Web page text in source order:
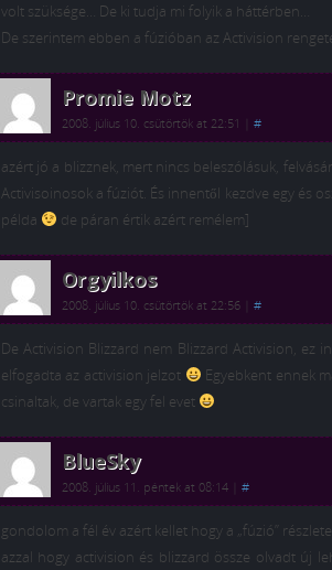
volt szüksége… De ki tudja mi folyik a háttérben…
De szerintem ebben a fúzióban az Activision
Promie Motz
2008. július 10. csütörtök at 22:51 #
azért jó a blizznek, mert nincs beleszólásuk,
Activisoinosok a fúziót. És innentől kezdve egy és
példa
de páran értik azért remélem]
Orgyilkos
2008. július 10. csütörtök at 22:56 #
De Activision Blizzard nem Blizzard Activision, ez
elfogadta az activision jelzot
Egyebkent ennek
csinaltak, de vartak egy fel evet
BlueSky
2008. július 11. péntek at 08:14 #
gondolom a fél év azért kellet hogy a „fúzió”
azzal hogy activision és blizzard össze olvadt új